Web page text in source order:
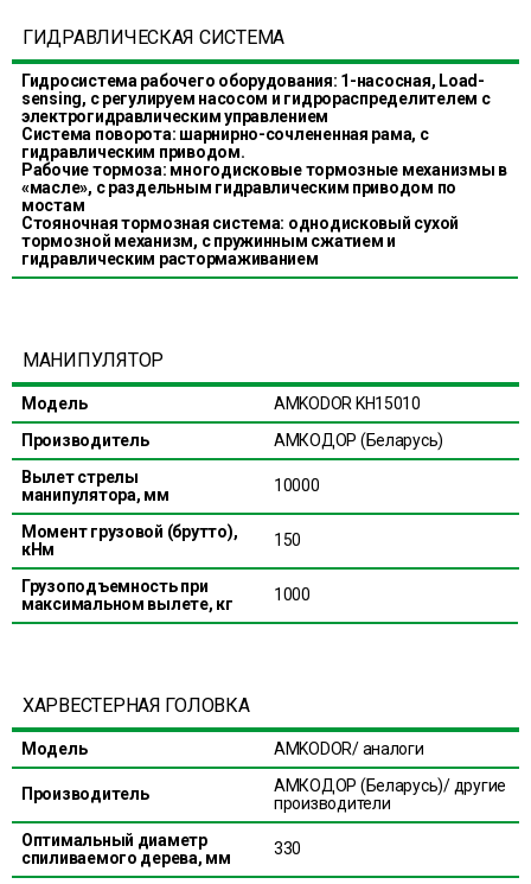
ГИДРАВЛИЧЕСКАЯ СИСТЕМА
Гидросистема рабочего оборудования: 1-насосная, Load-
sensing, с регулируем насосом и гидрораспределителем с
электрогидравлическим управлением
Система поворота: шарнирно-сочлененная рама, с
гидравлическим приводом.
Рабочие тормоза: многодисковые тормозные механизмы в
«масле», с раздельным гидравлическим приводом по
мостам
Стояночная тормозная система: однодисковый сухой
тормозной механизм, с пружинным сжатием и
гидравлическим растормаживанием
МАНИПУЛЯТОР
Модель
AMKODOR KH15010
Производитель
АМКОДОР (Беларусь)
Вылет стрелы
манипулятора, мм
10000
Момент грузовой (брутто),
кНм
150
Грузоподъемность при
максимальном вылете, кг
1000
ХАРВЕСТЕРНАЯ ГОЛОВКА
Модель AMKODOR/ аналоги
Производитель
АМКОДОР (Беларусь)/ другие
производители
Оптимальный диаметр
спиливаемого дерева, мм
330